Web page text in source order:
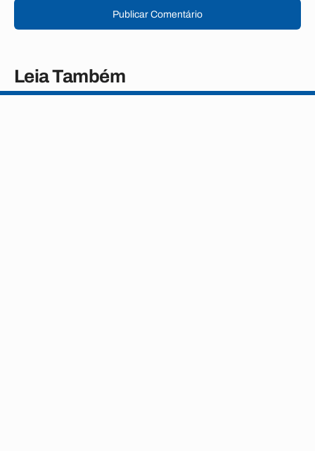
Publicar Comentário
Leia Também